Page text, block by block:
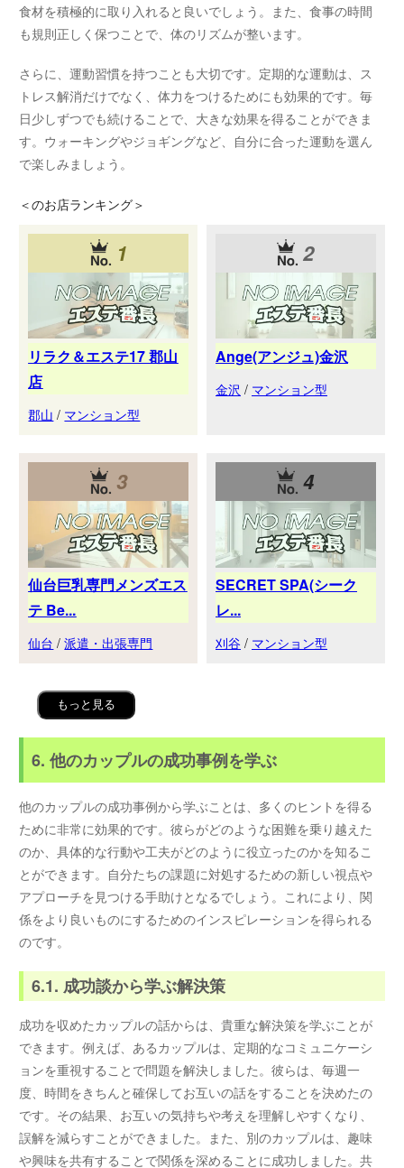
食材を積極的に取り入れると良いでしょう。また、食事の時間
も規則正しく保つことで、体のリズムが整います。
さらに、運動習慣を持つことも大切です。定期的な運動は、ス
トレス解消だけでなく、体力をつけるためにも効果的です。毎
日少しずつでも続けることで、大きな効果を得ることができま
す。ウォーキングやジョギングなど、自分に合った運動を選ん
で楽しみましょう。
＜のお店ランキング＞
1
リラク＆エステ17 郡山
店
郡山 / マンション型
2
Ange(アンジュ)金沢
金沢 / マンション型
3
仙台巨乳専門メンズエス
テ Be...
仙台 /派遣・出張専門
4
SECRET SPA(シーク
レ...
刈谷 / マンション型
もっと見る
6. 他のカップルの成功事例を学ぶ
他のカップルの成功事例から学ぶことは、多くのヒントを得る
ために非常に効果的です。彼らがどのような困難を乗り越えた
のか、具体的な行動や工夫がどのように役立ったのかを知るこ
とができます。自分たちの課題に対処するための新しい視点や
アプローチを見つける手助けとなるでしょう。これにより、関
係をより良いものにするためのインスピレーションを得られる
のです。
6.1. 成功談から学ぶ解決策
成功を収めたカップルの話からは、貴重な解決策を学ぶことが
できます。例えば、あるカップルは、定期的なコミュニケーシ
ョンを重視することで問題を解決しました。彼らは、毎週一
度、時間をきちんと確保してお互いの話をすることを決めたの
です。その結果、お互いの気持ちや考えを理解しやすくなり、
誤解を減らすことができました。また、別のカップルは、趣味
や興味を共有することで関係を深めることに成功しました。共